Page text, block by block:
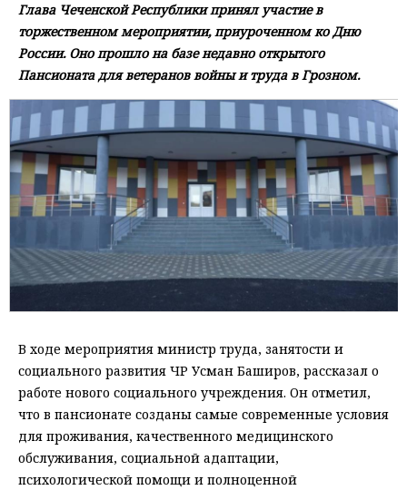
Глава Чеченской Республики принял участие в
торжественном мероприятии, приуроченном ко Дню
России. Оно прошло на базе недавно открытого
Пансионата для ветеранов войны и труда в Грозном.
В ходе мероприятия министр труда, занятости и
социального развития ЧР Усман Баширов, рассказал о
работе нового социального учреждения. Он отметил,
что в пансионате созданы самые современные условия
для проживания, качественного медицинского
обслуживания, социальной адаптации,
психологической помощи и полноценной